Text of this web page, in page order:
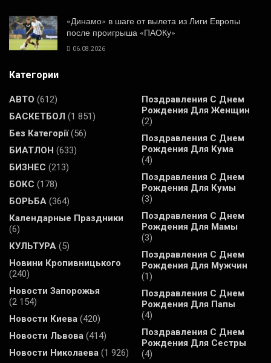
«Динамо» в шаге от вылета из Лиги Европы
после проигрыша «ПАОКу»
06.08.2026
Категории
АВТО (612)
БАСКЕТБОЛ (1 851)
Без Категорії(56)
БИАТЛОН (633)
БИЗНЕС (213)
БОКС (178)
БОРЬБА (364)
Календарные Праздники
(6)
КУЛЬТУРА (5)
Новини Кропивницького
(240)
Новости Запорожья
(2 154)
Новости Киева (420)
Новости Львова (414)
Новости Николаева (1 926)
Поздравления С Днем
Рождения Для Женщин
(2)
Поздравления С Днем
Рождения Для Кума
(4)
Поздравления С Днем
Рождения Для Кумы
(3)
Поздравления С Днем
Рождения Для Мамы
(3)
Поздравления С Днем
Рождения Для Мужчин
(1)
Поздравления С Днем
Рождения Для Папы
(4)
Поздравления С Днем
Рождения Для Сестры
(4)